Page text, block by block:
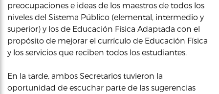
preocupaciones e ideas de los maestros de todos los
niveles del Sistema Público (elemental, intermedio y
superior) y los de Educación Física Adaptada con el
propósito de mejorar el currículo de Educación Física
y los servicios que reciben todos los estudiantes.
En la tarde, ambos Secretarios tuvieron la
oportunidad de escuchar parte de las sugerencias